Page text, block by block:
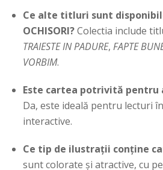
Ce alte titluri sunt
OCHISORI?Colectia include
TRAIESTE IN PADURE,FAPTE
VORBIM.
Este cartea potrivită
Da, este ideală pentru lecturi
interactive.
Ce tip de ilustrații conține
sunt colorate și atractive, cu